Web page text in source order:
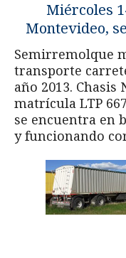
Miércoles
Montevideo,
Semirremolque
transporte
año 2013. Chasis
matrícula LTP
se encuentra en
y funcionando